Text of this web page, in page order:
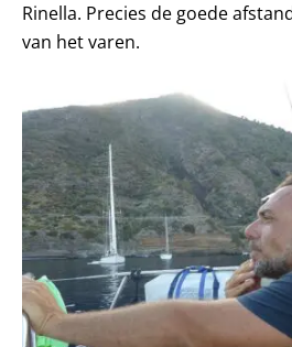
Rinella. Precies de goede
van het varen.